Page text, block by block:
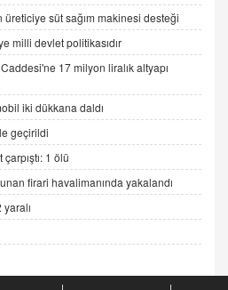
Ne? "Beraber Yürüyoruz"
ÖZKALE
Dava Açmadan Önce
Başvuru Şartı
süt sağım makinesi desteği
milli devlet politikasıdır
17 milyon liralık altyapı
iki dükkana daldı
geçirildi
1 ölü
firari havalimanında yakalandı
yaralı